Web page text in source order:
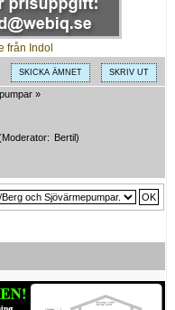
SKICKA ÄMNET SKRIV UT
»
Bertil)